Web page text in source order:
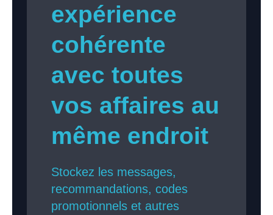
expérience
cohérente
avec toutes
vos affaires au
même endroit
Stockez les messages,
recommandations, codes
promotionnels et autres